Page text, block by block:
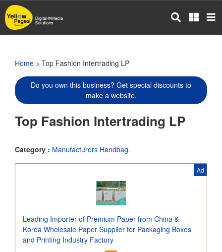
Skip
to
main
Home > Top Fashion Intertrading LP
Do you own this business? Get special discounts to
make a website.
Top Fashion Intertrading LP
Category : Manufacturers Handbag.
Ad
Leading Importer of Premium Paper from China &
Korea Wholesale Paper Supplier for Packaging Boxes
and Printing Industry Factory